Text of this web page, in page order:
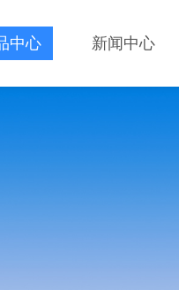
中心 新闻中心